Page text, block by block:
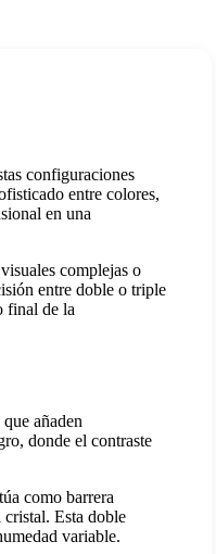
configuraciones
entre colores,
en una
complejas o
entre doble o triple
final de la
añaden
donde el contraste
como barrera
cristal. Esta doble
variable.